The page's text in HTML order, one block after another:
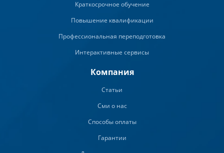
Краткосрочное обучение
Повышение квалификации
Профессиональная переподготовка
Интерактивные сервисы
Компания
Статьи
Сми о нас
Способы оплаты
Гарантии